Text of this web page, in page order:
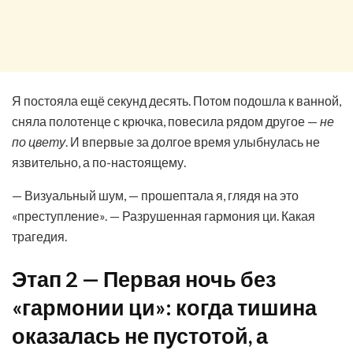
Я постояла ещё секунд десять. Потом подошла к ванной,
сняла полотенце с крючка, повесила рядом другое — не
по цвету. И впервые за долгое время улыбнулась не
язвительно, а по-настоящему.
— Визуальный шум, — прошептала я, глядя на это
«преступление». — Разрушенная гармония ци. Какая
трагедия.
Этап 2 — Первая ночь без
«гармонии ци»: когда тишина
оказалась не пустотой, а